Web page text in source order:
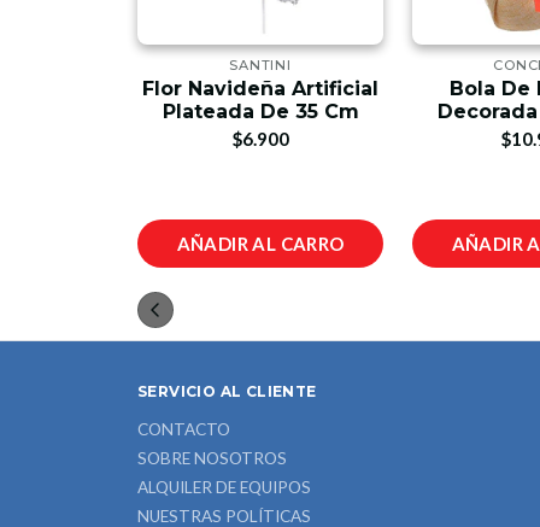
SANTINI
Flor Navideña Artificial
Plateada De 35 Cm
$6.900
AÑADIR AL CARRO
Bola De
AÑADIR
SERVICIO AL CLIENTE
CONTACTO
SOBRE NOSOTROS
ALQUILER DE EQUIPOS
NUESTRAS POLÍTICAS